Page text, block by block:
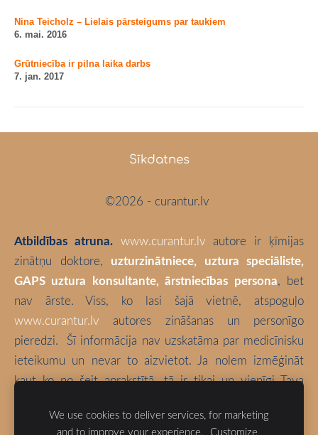
Nina Teicholz – Lielais pārsteigums par taukiem
6. mai. 2016
Grūtniecība ir pilna laika darbs
7. jan. 2017
Sīkdatnes
©2026 - curantur.lv
Atbildības atruna. www.curantur.lv autore ir ķīmijas
zinātņu doktore, uzturzinātniece, uztura speciāliste,
GAPS uztura konsultante, ārstniecības persona, bet
nav ārste. Viss, ko lasi šajā vietnē, atspoguļo
www.curantur.lv autores zināšanas un personīgo
pieredzi. Šī informācija nav uzskatāma par medicīnisku
ieteikumu un nevar to aizvietot. Ja nolem izmēģināt
kaut ko no šeit aprakstītā, tā ir tikai un vienīgi Tava
We use cookies to deliver services, for marketing
and to improve your experience. Customize